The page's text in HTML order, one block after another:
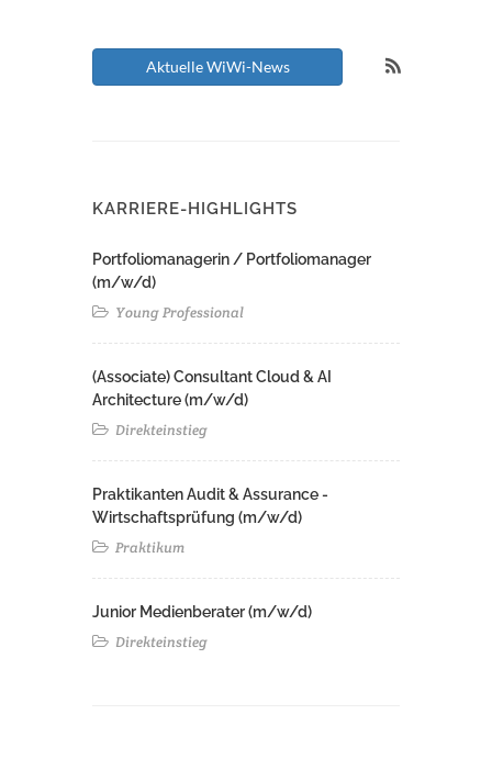
Aktuelle WiWi-News
KARRIERE-HIGHLIGHTS
Portfoliomanagerin / Portfoliomanager
(m/w/d)
Young Professional
(Associate) Consultant Cloud & AI
Architecture (m/w/d)​ ​
Direkteinstieg
Praktikanten Audit & Assurance -
Wirtschaftsprüfung (m/w/d)
Praktikum
Junior Medienberater (m/w/d)
Direkteinstieg